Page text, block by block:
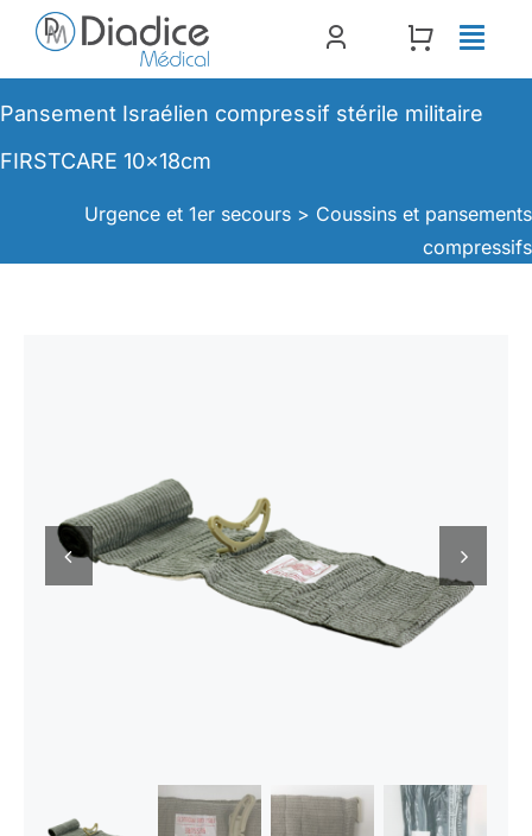
Passer
contenu
Pansement Israélien compressif stérile militaire
FIRSTCARE 10x18cm
Urgence et 1er secours > Coussins et pansements
compressifs